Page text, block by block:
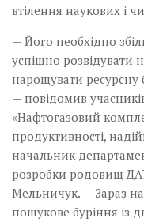
втілення наукових і
— Його необхідно
успішно розвідувати
нарощувати ресурсну
— повідомив
«Нафто­газовий
продуктивності,
начальник
розробки родовищ
Мельничук. — Зараз
пошукове буріння із